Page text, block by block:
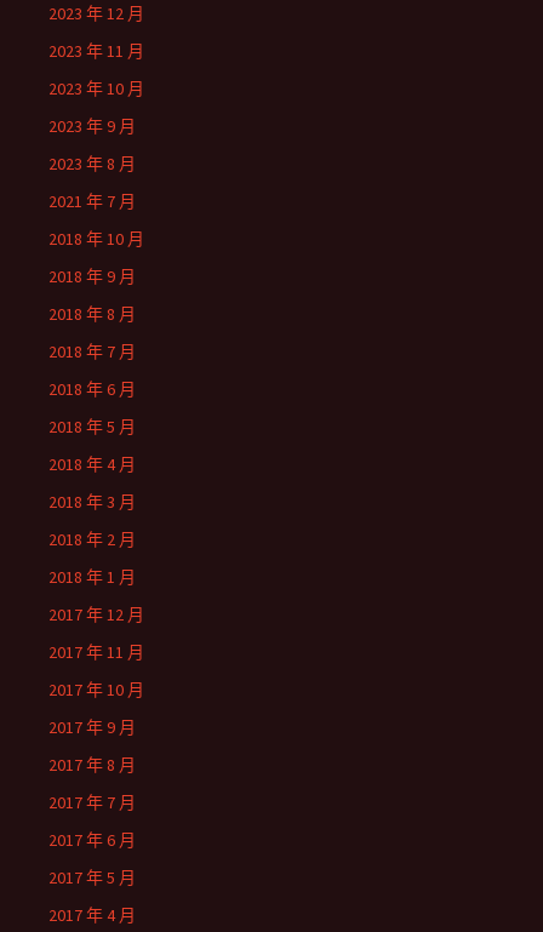
2023 年 12 月
2023 年 11 月
2023 年 10 月
2023 年 9 月
2023 年 8 月
2021 年 7 月
2018 年 10 月
2018 年 9 月
2018 年 8 月
2018 年 7 月
2018 年 6 月
2018 年 5 月
2018 年 4 月
2018 年 3 月
2018 年 2 月
2018 年 1 月
2017 年 12 月
2017 年 11 月
2017 年 10 月
2017 年 9 月
2017 年 8 月
2017 年 7 月
2017 年 6 月
2017 年 5 月
2017 年 4 月